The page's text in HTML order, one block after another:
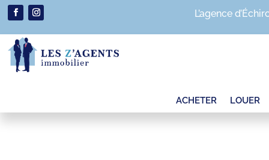
L’agence
ACHETER LOUER